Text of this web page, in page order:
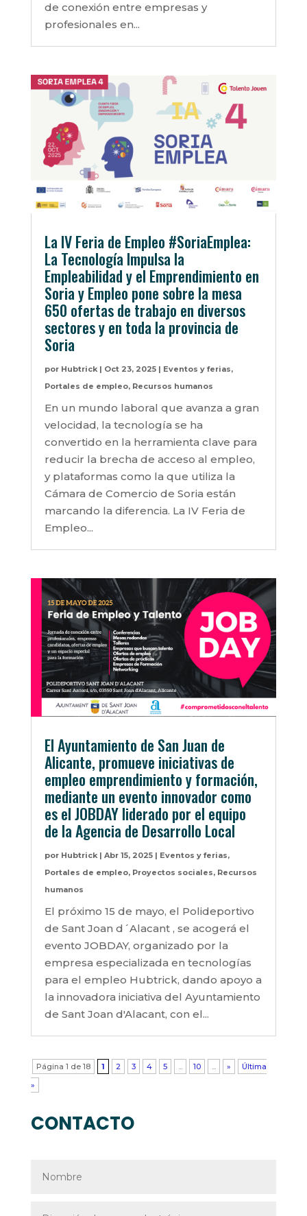
de conexión entre empresas y
profesionales en...
La IV Feria de Empleo #SoriaEmplea:
La Tecnología Impulsa la
Empleabilidad y el Emprendimiento en
Soria y Empleo pone sobre la mesa
650 ofertas de trabajo en diversos
sectores y en toda la provincia de
Soria
por Hubtrick| Oct 23, 2025| Eventos y ferias,
Portales de empleo, Recursos humanos
En un mundo laboral que avanza a gran
velocidad, la tecnología se ha
convertido en la herramienta clave para
reducir la brecha de acceso al empleo,
y plataformas como la que utiliza la
Cámara de Comercio de Soria están
marcando la diferencia. La IV Feria de
Empleo...
El Ayuntamiento de San Juan de
Alicante, promueve iniciativas de
empleo emprendimiento y formación,
mediante un evento innovador como
es el JOBDAY liderado por el equipo
de la Agencia de Desarrollo Local
por Hubtrick| Abr 15, 2025| Eventos y ferias,
Portales de empleo, Proyectos sociales, Recursos
humanos
El próximo 15 de mayo, el Polideportivo
de Sant Joan d´Alacant , se acogerá el
evento JOBDAY, organizado por la
empresa especializada en tecnologías
para el empleo Hubtrick, dando apoyo a
la innovadora iniciativa del Ayuntamiento
de Sant Joan d'Alacant, con el...
Página 1 de 18 1 2 3 4 5 10 »
Última
»
CONTACTO